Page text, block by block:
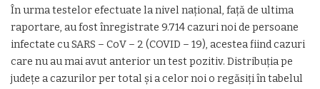
În urma testelor efectuate la nivel național, față de ultima
raportare, au fost înregistrate 9.714 cazuri noi de persoane
infectate cu SARS – CoV – 2 (COVID – 19), acestea fiind cazuri
care nu au mai avut anterior un test pozitiv. Distribuția pe
județe a cazurilor per total și a celor noi o regăsiți în tabelul